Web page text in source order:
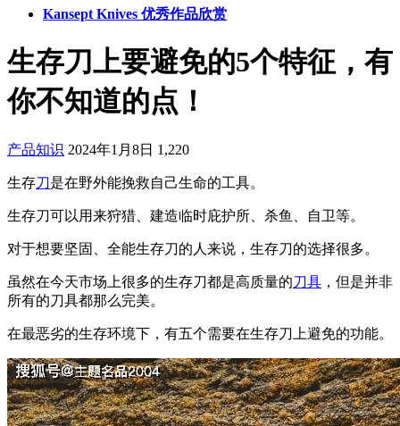
Kansept Knives 优秀作品欣赏
生存刀上要避免的5个特征，有
你不知道的点！
产品知识 2024年1月8日 1,220
生存刀是在野外能挽救自己生命的工具。
生存刀可以用来狩猎、建造临时庇护所、杀鱼、自卫等。
对于想要坚固、全能生存刀的人来说，生存刀的选择很多。
虽然在今天市场上很多的生存刀都是高质量的刀具 ，但是并非
所有的刀具都那么完美。
在最恶劣的生存环境下，有五个需要在生存刀上避免的功能。